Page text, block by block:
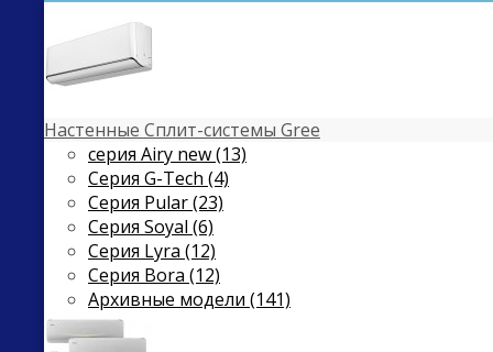
Настенные Сплит-системы Gree
серия Airy new (13)
Серия G-Tech (4)
Серия Pular (23)
Cерия Soyal (6)
Серия Lyra (12)
Серия Bora (12)
Архивные модели (141)